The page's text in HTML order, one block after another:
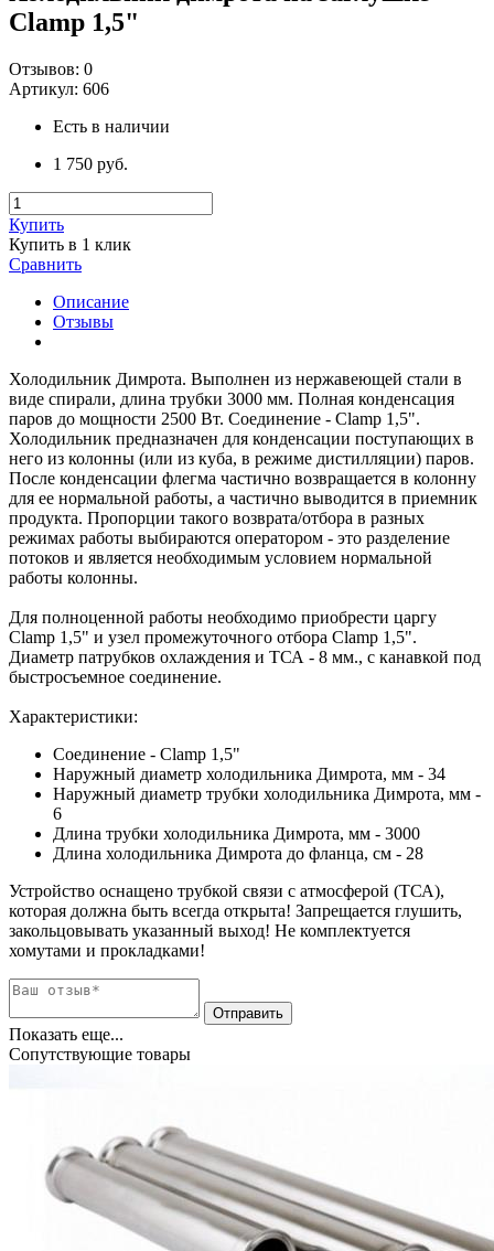
Clamp 1,5"
Отзывов: 0
Артикул: 606
Есть в наличии
1 750 руб.
Купить
Купить в 1 клик
Сравнить
Описание
Отзывы
Холодильник Димрота. Выполнен из нержавеющей стали в
виде спирали, длина трубки 3000 мм. Полная конденсация
паров до мощности 2500 Вт. Соединение - Clamp 1,5".
Холодильник предназначен для конденсации поступающих в
него из колонны (или из куба, в режиме дистилляции) паров.
После конденсации флегма частично возвращается в колонну
для ее нормальной работы, а частично выводится в приемник
продукта. Пропорции такого возврата/отбора в разных
режимах работы выбираются оператором - это разделение
потоков и является необходимым условием нормальной
работы колонны.
Для полноценной работы необходимо приобрести царгу
Clamp 1,5" и узел промежуточного отбора Clamp 1,5".
Диаметр патрубков охлаждения и ТСА - 8 мм., с канавкой под
быстросъемное соединение.
Характеристики:
Соединение - Clamp 1,5"
Наружный диаметр холодильника Димрота, мм - 34
Наружный диаметр трубки холодильника Димрота, мм -
6
Длина трубки холодильника Димрота, мм - 3000
Длина холодильника Димрота до фланца, см - 28
Устройство оснащено трубкой связи с атмосферой (ТСА),
которая должна быть всегда открыта! Запрещается глушить,
закольцовывать указанный выход! Не комплектуется
хомутами и прокладками!
Показать еще...
Сопутствующие товары